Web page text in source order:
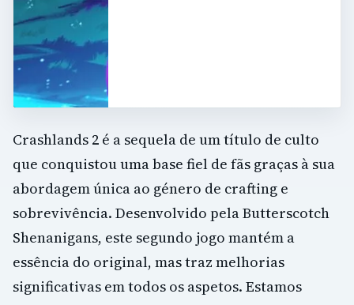
Crashlands 2 é a sequela de um título de culto
que conquistou uma base fiel de fãs graças à sua
abordagem única ao género de crafting e
sobrevivência. Desenvolvido pela Butterscotch
Shenanigans, este segundo jogo mantém a
essência do original, mas traz melhorias
significativas em todos os aspetos. Estamos